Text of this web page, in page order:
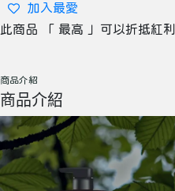
加入最愛
此商品 「 最高 」可以折抵紅利
商品介紹
商品介紹